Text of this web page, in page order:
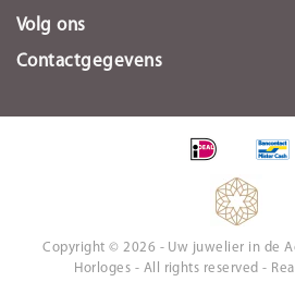
Volg ons
Contactgegevens
Copyright © 2026 - Uw juwelier in de
Horloges - All rights reserved -